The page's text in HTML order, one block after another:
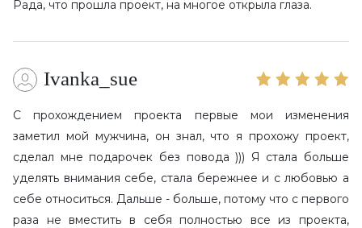
Рада, что прошла проект, на многое открыла глаза.
Ivanka_sue
С прохождением проекта первые мои изменения
заметил мой мужчина, он знал, что я прохожу проект,
сделал мне подарочек без повода ))) Я стала больше
уделять внимания себе, стала бережнее и с любовью а
себе относиться. Дальше - больше, потому что с первого
раза не вместить в себя полностью все из проекта,